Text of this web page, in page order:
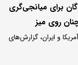
برای میانجی‌گری
روی میز
و ایران، گزارش‌های